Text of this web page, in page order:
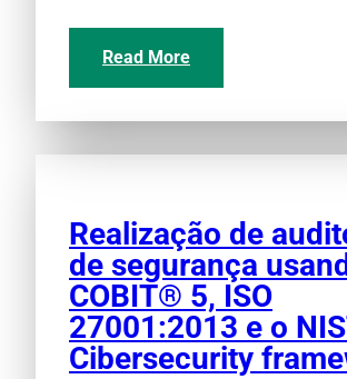
Read More
Realização de
de segurança
COBIT® 5, ISO
27001:2013 e o
Cibersecurity